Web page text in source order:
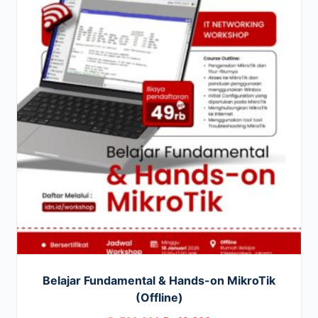
Belajar Fundamental & Hands-on MikroTik
(Offline)